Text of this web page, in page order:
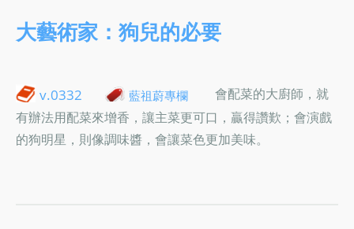
大藝術家：狗兒的必要
v.0332 藍祖蔚專欄
會配菜的大廚師，就
有辦法用配菜來增香，讓主菜更可口，贏得讚歎；會演戲
的狗明星，則像調味醬，會讓菜色更加美味。